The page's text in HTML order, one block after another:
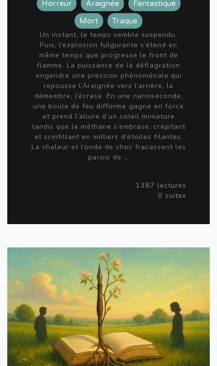
Horreur Araignée
Fantastique
Mort
Traque
Un instant, le temps semble suspendu.
Puis, l’explosion fulgurante s’étend en
même temps que progresse le front de
flamme. La puissance de la déflagration
engendre une pression phénoménale qui
repousse l’Araignée vers l’arrière, la
démembre, l’écrase. En une nanoseconde,
une boule de feu difforme gagne en force
et prend l’allure d’un soleil miniature
tandis que le méthane s’embrase, crépitant
et scintillant en milliers d’étoiles filantes.
La chaleur et l’onde de choc fracassent les
parois de …
1387 lectures
0 suites